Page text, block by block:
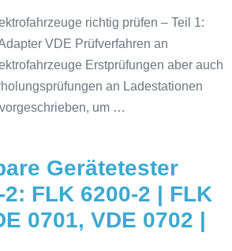
richtig prüfen – Teil 1:
VDE Prüfverfahren an
Erstprüfungen aber auch
an Ladestationen
um …
Gerätetester
FLK 6200-2 | FLK
0701, VDE 0702 |